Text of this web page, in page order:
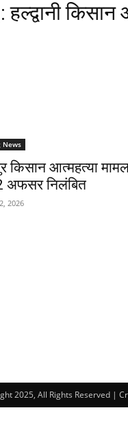
हल्द्वानी
News
किसान आत्महत्या
अफसर निलंबित
2026
2025, All Rights Reserved |